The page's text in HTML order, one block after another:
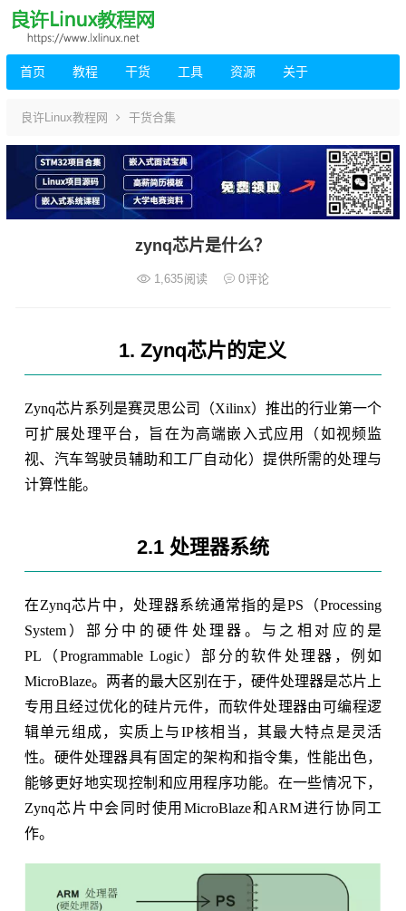
首页 教程 干货 工具 资源 关于
良许Linux教程网 干货合集
zynq芯片是什么？
1,635阅读 0评论
1. Zynq芯片的定义
Zynq芯片系列是赛灵思公司（Xilinx）推出的行业第一个
可扩展处理平台，旨在为高端嵌入式应用（如视频监
视、汽车驾驶员辅助和工厂自动化）提供所需的处理与
计算性能。
2.1 处理器系统
在Zynq芯片中，处理器系统通常指的是PS（Processing
System）部分中的硬件处理器。与之相对应的是
PL（Programmable Logic）部分的软件处理器，例如
MicroBlaze。两者的最大区别在于，硬件处理器是芯片上
专用且经过优化的硅片元件，而软件处理器由可编程逻
辑单元组成，实质上与IP核相当，其最大特点是灵活
性。硬件处理器具有固定的架构和指令集，性能出色，
能够更好地实现控制和应用程序功能。在一些情况下，
Zynq芯片中会同时使用MicroBlaze和ARM进行协同工
作。